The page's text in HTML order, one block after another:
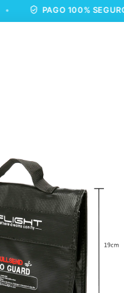
PAGO 100% SEGURO •